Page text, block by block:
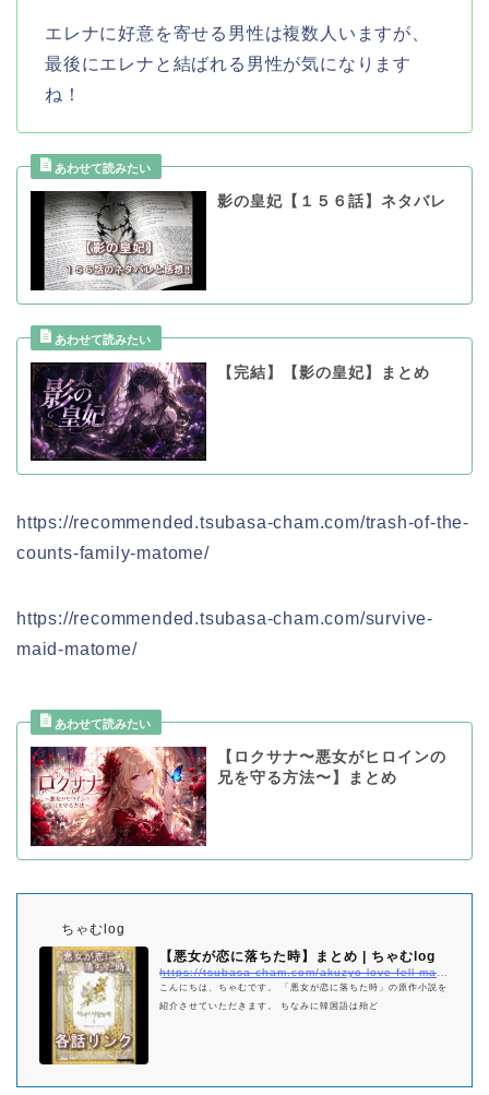
エレナに好意を寄せる男性は複数人いますが、
最後にエレナと結ばれる男性が気になります
ね！
影の皇妃【１５６話】ネタバレ
【完結】【影の皇妃】まとめ
https://recommended.tsubasa-cham.com/trash-of-the-
counts-family-matome/
https://recommended.tsubasa-cham.com/survive-
maid-matome/
【ロクサナ〜悪女がヒロインの
兄を守る方法〜】まとめ
ちゃむlog
【悪女が恋に落ちた時】まとめ | ちゃむlog
こんにちは、ちゃむです。 「悪女が恋に落ちた時」の原作小説を
紹介させていただきます。 ちなみに韓国語は殆ど